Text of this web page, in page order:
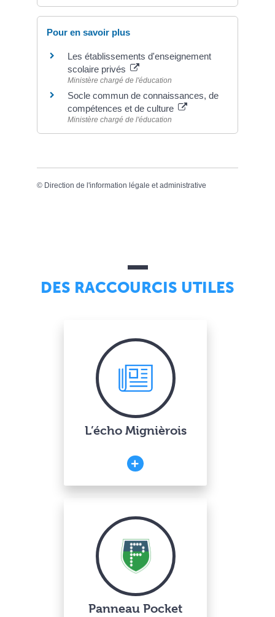
Pour en savoir plus
Les établissements d'enseignement
scolaire privés
Ministère chargé de l'éducation
Socle commun de connaissances, de
compétences et de culture
Ministère chargé de l'éducation
© Direction de l'information légale et administrative
DES RACCOURCIS UTILES
L’écho Mignièrois
Panneau Pocket